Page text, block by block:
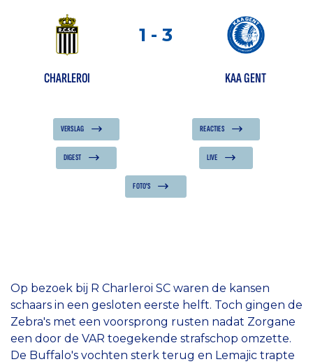
1 - 3
CHARLEROI KAA GENT
VERSLAG REACTIES
DIGEST LIVE
FOTO'S
Op bezoek bij R Charleroi SC waren de kansen
schaars in een gesloten eerste helft. Toch gingen de
Zebra's met een voorsprong rusten nadat Zorgane
een door de VAR toegekende strafschop omzette.
De Buffalo's vochten sterk terug en Lemajic trapte